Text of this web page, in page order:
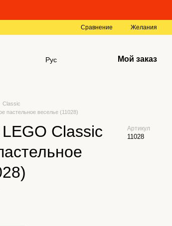
Сравнение Желания
Рус Мой заказ
Classic
пастельное веселье (11028)
Classic
Артикул
11028